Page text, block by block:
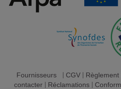
Fournisseurs| CGV|
contacter| Réclamations|